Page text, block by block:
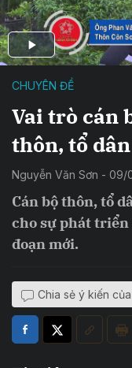
CHUYÊN ĐỀ
Vai trò cán
thôn, tổ
Nguyễn Văn Sơn - 09/
Cán bộ thôn, tổ
cho sự phát
đoạn mới.
Chia sẻ ý kiến